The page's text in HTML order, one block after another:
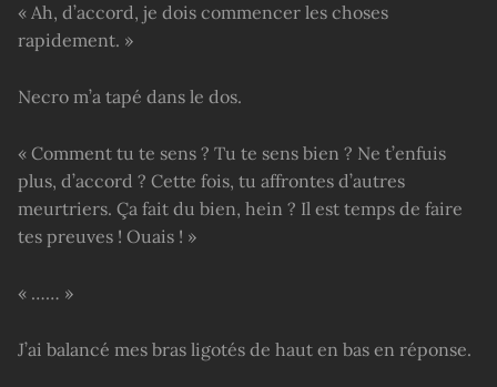
« Ah, d’accord, je dois commencer les choses
rapidement. »
Necro m’a tapé dans le dos.
« Comment tu te sens ? Tu te sens bien ? Ne t’enfuis
plus, d’accord ? Cette fois, tu affrontes d’autres
meurtriers. Ça fait du bien, hein ? Il est temps de faire
tes preuves ! Ouais ! »
« …… »
J’ai balancé mes bras ligotés de haut en bas en réponse.